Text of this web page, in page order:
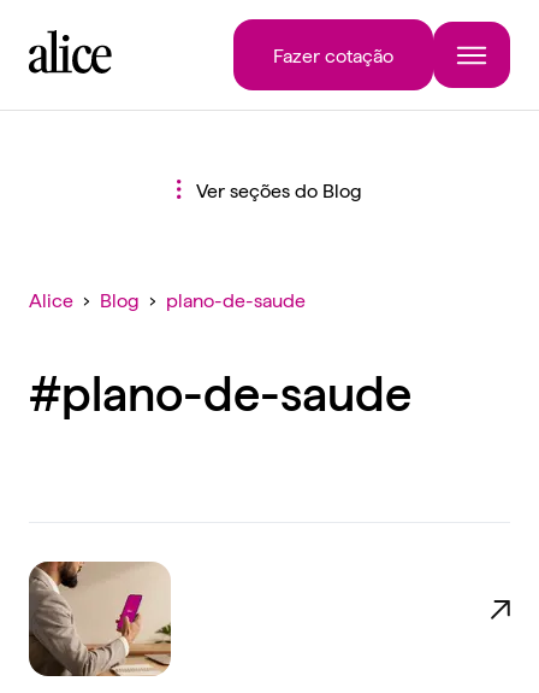
Fazer cotação
Ver seções do Blog
Alice › Blog › plano-de-saude
#plano-de-saude